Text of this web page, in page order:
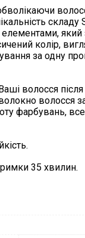
складу
колір,
за одну
волосся
волосся
фарбувань,
35 хвилин.